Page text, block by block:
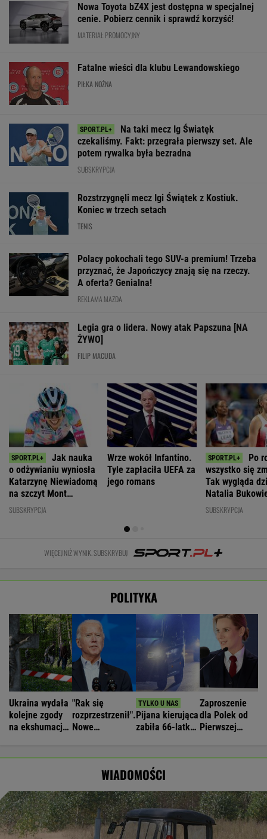
Nowa Toyota bZ4X jest dostępna w specjalnej
cenie. Pobierz cennik i sprawdź korzyść!
MATERIAŁ PROMOCYJNY
Fatalne wieści dla klubu Lewandowskiego
PIŁKA NOŻNA
Na taki mecz Ig Światęk
czekaliśmy. Fakt: przegrała pierwszy set. Ale
potem rywalka była bezradna
SUBSKRYPCJA
Rozstrzygnęli mecz Igi Świątek z Kostiuk.
Koniec w trzech setach
TENIS
Polacy pokochali tego SUV-a premium! Trzeba
przyznać, że Japończycy znają się na rzeczy.
A oferta? Genialna!
REKLAMA MAZDA
Legia gra o lidera. Nowy atak Papszuna [NA
ŻYWO]
FILIP MACUDA
Jak nauka
o odżywianiu wyniosła
Katarzynę Niewiadomą
na szczyt Mont
Ventoux
SUBSKRYPCJA
Wrze wokół Infantino.
Tyle zapłaciła UEFA za
jego romans
Po
wszystko się
Tak wygląda
Natalia
SUBSKRYPCJA
WIĘCEJ NIŻ WYNIK. SUBSKRYBUJ
POLITYKA
Ukraina wydała
kolejne zgody
na ekshumacje
"Rak się
rozprzestrzenił".
Nowe
Pijana kierująca
zabiła 66-latkę.
Zaproszenie
dla Polek od
Pierwszej
WIADOMOŚCI